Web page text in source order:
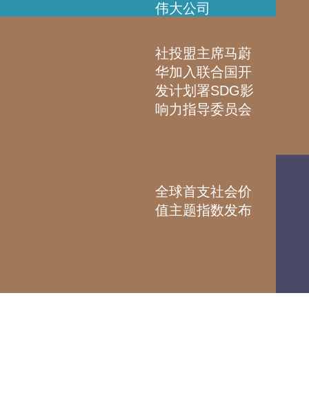
伟大公司
社投盟主席马蔚
华加入联合国开
发计划署SDG影
响力指导委员会
全球首支社会价
值主题指数发布